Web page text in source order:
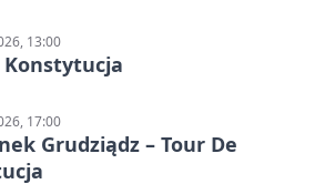
13:00
Konstytucja
17:00
Grudziądz – Tour De